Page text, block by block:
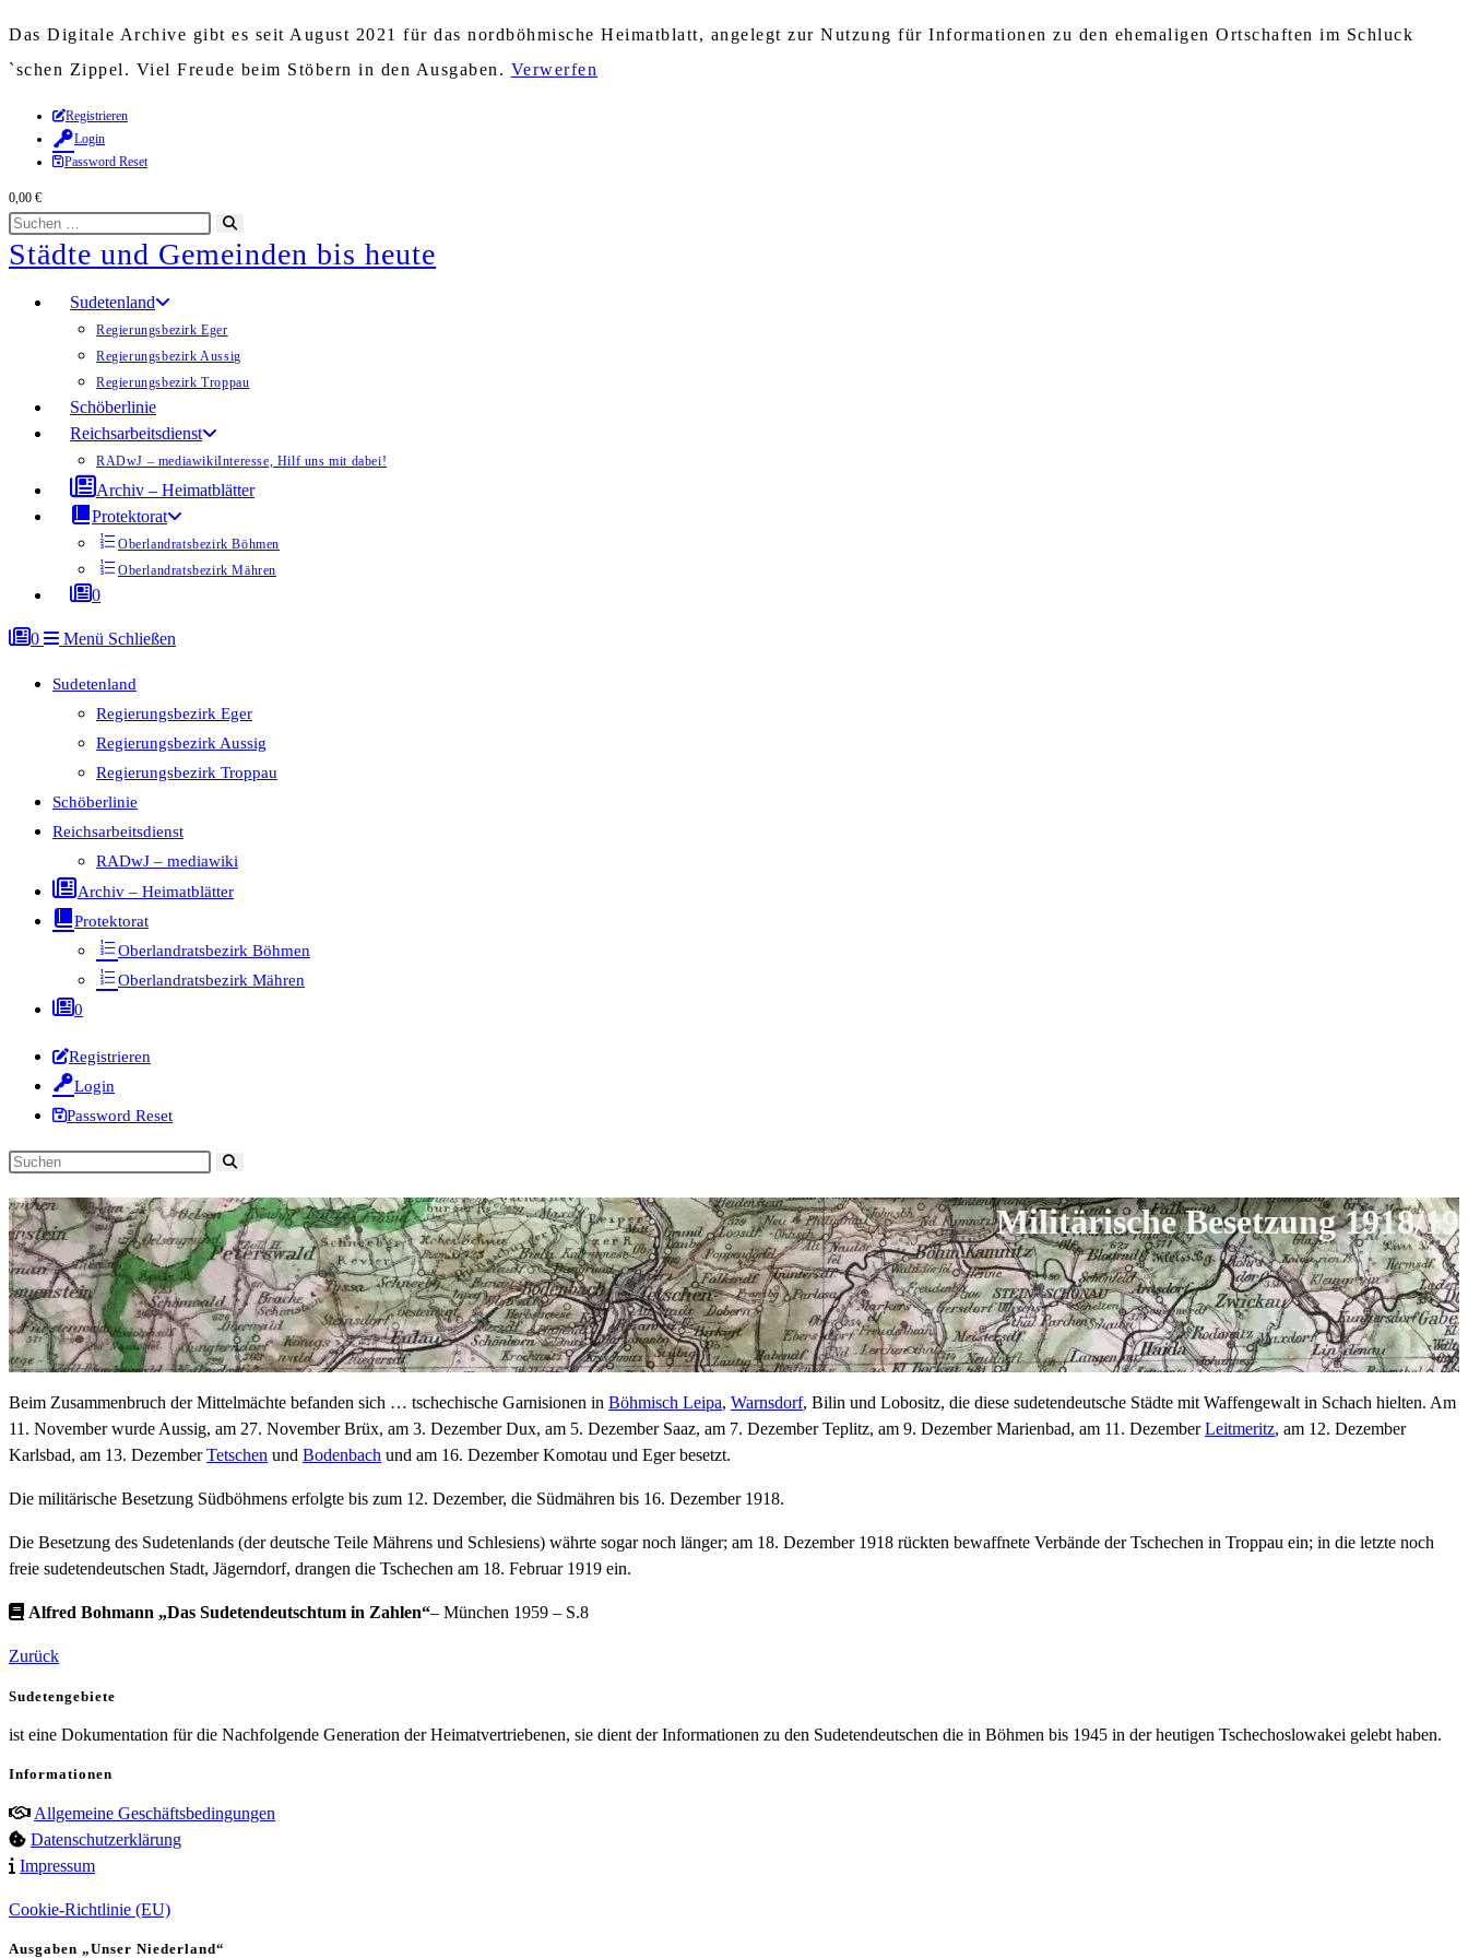
Das Digitale Archive gibt es seit August 2021 für das nordböhmische Heimatblatt, angelegt zur Nutzung für Informationen zu den ehemaligen Ortschaften im Schluck
`schen Zippel. Viel Freude beim Stöbern in den Ausgaben. Verwerfen
Zum
Inhalt
springen
Registrieren
Login
Password Reset
0,00 €
Diese
Website
durchsuchen
starten
Städte und Gemeinden bis heute
Sudetenland
Regierungsbezirk Eger
Regierungsbezirk Aussig
Regierungsbezirk Troppau
Schöberlinie
Reichsarbeitsdienst
RADwJ – mediawikiInteresse, Hilf uns mit dabei!
Archiv – Heimatblätter
Protektorat
Oberlandratsbezirk Böhmen
Oberlandratsbezirk Mähren
0
0 Menü Schließen
Sudetenland
Regierungsbezirk Eger
Regierungsbezirk Aussig
Regierungsbezirk Troppau
Schöberlinie
Reichsarbeitsdienst
RADwJ – mediawiki
Archiv – Heimatblätter
Protektorat
Oberlandratsbezirk Böhmen
Oberlandratsbezirk Mähren
0
Registrieren
Login
Password Reset
Diese
durchsuchen
Militärische Besetzung 1918/19
Beim Zusammenbruch der Mittelmächte befanden sich … tschechische Garnisionen in Böhmisch Leipa, Warnsdorf, Bilin und Lobositz, die diese sudetendeutsche Städte mit Waffengewalt in Schach hielten. Am
11. November wurde Aussig, am 27. November Brüx, am 3. Dezember Dux, am 5. Dezember Saaz, am 7. Dezember Teplitz, am 9. Dezember Marienbad, am 11. DezemberLeitmeritz, am 12. Dezember
Karlsbad, am 13. DezemberTetschen und Bodenbach und am 16. Dezember Komotau und Eger besetzt.
Die militärische Besetzung Südböhmens erfolgte bis zum 12. Dezember, die Südmähren bis 16. Dezember 1918.
Die Besetzung des Sudetenlands (der deutsche Teile Mährens und Schlesiens) währte sogar noch länger; am 18. Dezember 1918 rückten bewaffnete Verbände der Tschechen in Troppau ein; in die letzte noch
freie sudetendeutschen Stadt, Jägerndorf, drangen die Tschechen am 18. Februar 1919 ein.
Alfred Bohmann „Das Sudetendeutschtum in Zahlen“– München 1959 – S.8
Zurück
Sudetengebiete
ist eine Dokumentation für die Nachfolgende Generation der Heimatvertriebenen, sie dient der Informationen zu den Sudetendeutschen die in Böhmen bis 1945 in der heutigen Tschechoslowakei gelebt haben.
Informationen
Allgemeine Geschäftsbedingungen
Datenschutzerklärung
Impressum
Cookie-Richtlinie (EU)
Ausgaben „Unser Niederland“